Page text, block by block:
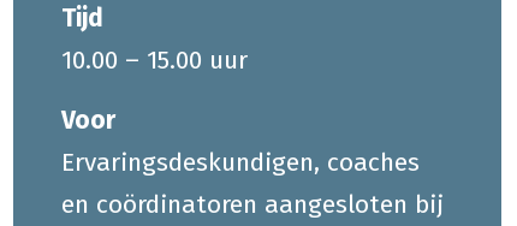
Tijd
10.00 – 15.00 uur
Voor
Ervaringsdeskundigen, coaches
en coördinatoren aangesloten bij